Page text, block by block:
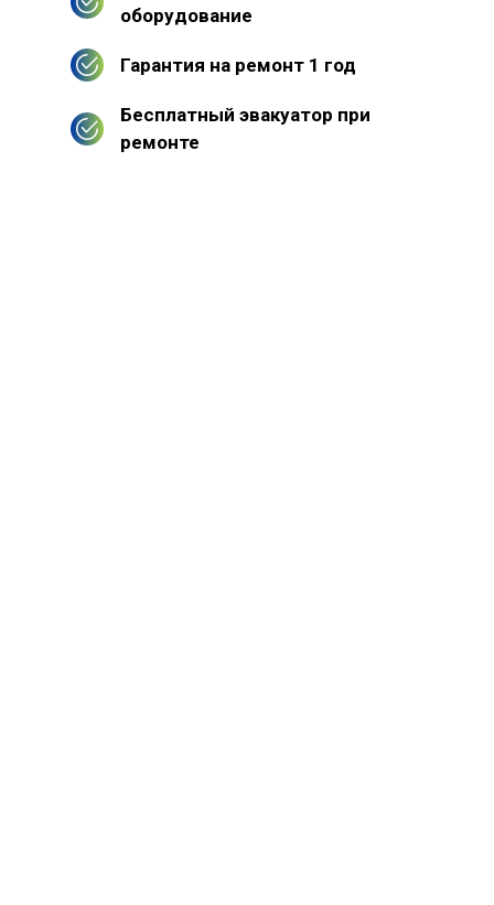
оборудование
Гарантия на ремонт 1 год
Бесплатный эвакуатор при
ремонте